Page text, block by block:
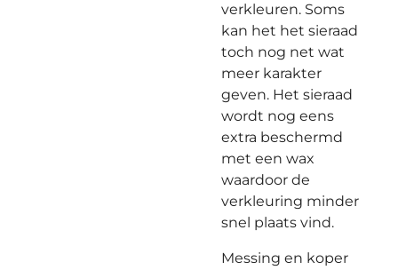
verkleuren. Soms
kan het het sieraad
toch nog net wat
meer karakter
geven. Het sieraad
wordt nog eens
extra beschermd
met een wax
waardoor de
verkleuring minder
snel plaats vind.
Messing en koper